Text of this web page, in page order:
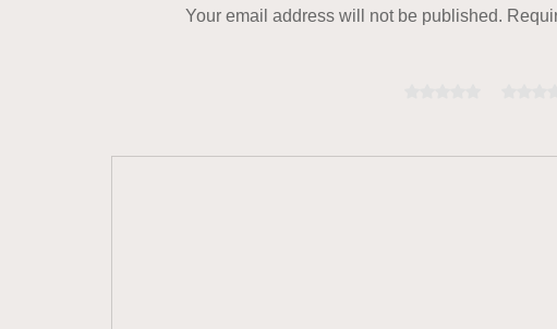
Your email address will not be published.